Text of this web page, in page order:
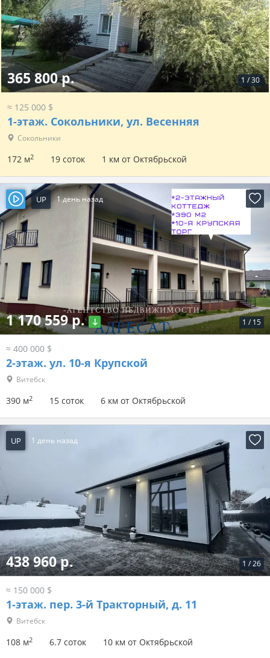
1 /30
365 800 р.
≈ 125 000 $
1-этаж. Сокольники, ул. Весенняя
Сокольники
172 м2 19 соток 1 км от Октябрьской
UP 1 день назад
1 / 15
1 170 559 р.
≈ 400 000 $
2-этаж. ул. 10-я Крупской
Витебск
390 м2 15 соток 6 км от Октябрьской
UP 1 день назад
1 /26
438 960 р.
≈ 150 000 $
1-этаж. пер. 3-й Тракторный, д. 11
Витебск
108 м2 6.7 соток 10 км от Октябрьской